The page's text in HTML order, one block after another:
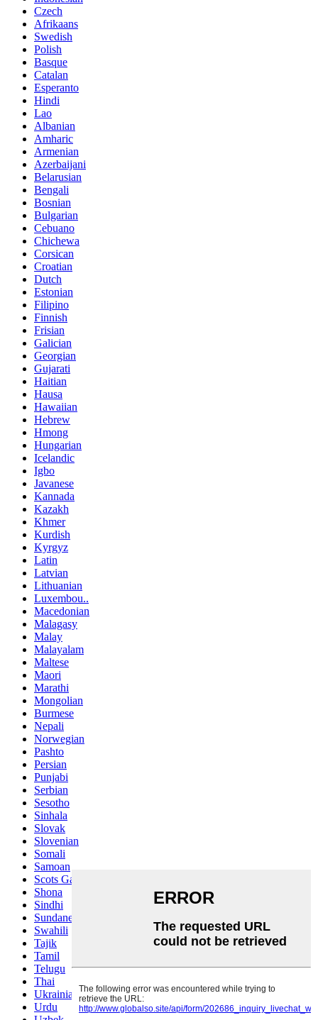
Czech
Afrikaans
Swedish
Polish
Basque
Catalan
Esperanto
Hindi
Lao
Albanian
Amharic
Armenian
Azerbaijani
Belarusian
Bengali
Bosnian
Bulgarian
Cebuano
Chichewa
Corsican
Croatian
Dutch
Estonian
Filipino
Finnish
Frisian
Galician
Georgian
Gujarati
Haitian
Hausa
Hawaiian
Hebrew
Hmong
Hungarian
Icelandic
Igbo
Javanese
Kannada
Kazakh
Khmer
Kurdish
Kyrgyz
Latin
Latvian
Lithuanian
Luxembou..
Macedonian
Malagasy
Malay
Malayalam
Maltese
Maori
Marathi
Mongolian
Burmese
Nepali
Norwegian
Pashto
Persian
Punjabi
Serbian
Sesotho
Sinhala
Slovak
Slovenian
Somali
Samoan
Scots Gaelic
Shona
Sindhi
Sundanese
Swahili
Tajik
Tamil
Telugu
Thai
Ukrainian
Urdu